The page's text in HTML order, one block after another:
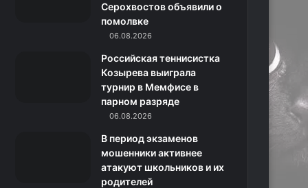
н
к
и
Серохвостов объявили о
помолвке
06.08.2026
Российская теннисистка
Козырева выиграла
турнир в Мемфисе в
парном разряде
06.08.2026
В период экзаменов
мошенники активнее
атакуют школьников и их
родителей